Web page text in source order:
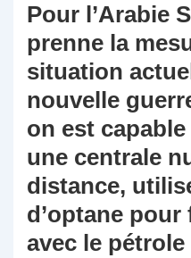
Pour l’Arabie
prenne la
situation
nouvelle
on est
une centrale
distance,
d’optane pour
avec le